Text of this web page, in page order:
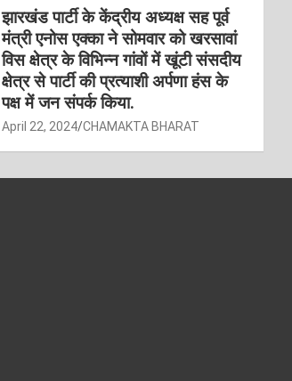
झारखंड पार्टी के केंद्रीय अध्यक्ष सह पूर्व
मंत्री एनोस एक्का ने सोमवार को खरसावां
विस क्षेत्र के विभिन्न गांवों में खूंटी संसदीय
क्षेत्र से पार्टी की प्रत्याशी अर्पणा हंस के
पक्ष में जन संपर्क किया.
April 22, 2024 CHAMAKTA BHARAT